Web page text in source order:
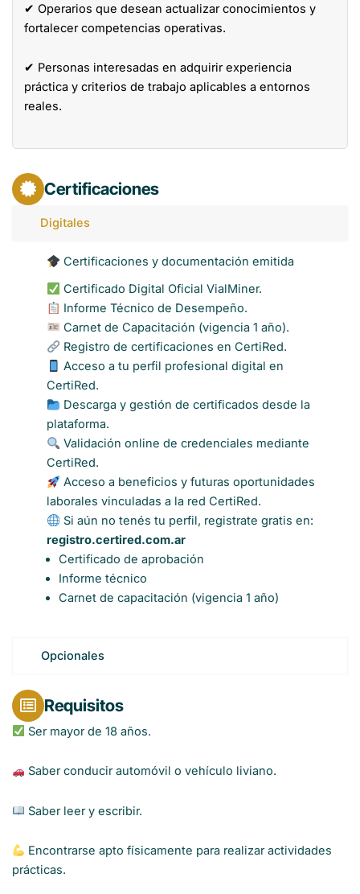
✔ Operarios que desean actualizar conocimientos y
fortalecer competencias operativas.
✔ Personas interesadas en adquirir experiencia
práctica y criterios de trabajo aplicables a entornos
reales.
Certificaciones
Digitales
Opcionales
Certificaciones y documentación emitida
Certificado Digital Oficial VialMiner.
Informe Técnico de Desempeño.
Carnet de Capacitación (vigencia 1 año).
Registro de certificaciones en CertiRed.
Acceso a tu perfil profesional digital en
CertiRed.
Descarga y gestión de certificados desde la
plataforma.
Validación online de credenciales mediante
CertiRed.
Acceso a beneficios y futuras oportunidades
laborales vinculadas a la red CertiRed.
Si aún no tenés tu perfil, registrate gratis en:
registro.certired.com.ar
Certificado de aprobación
Informe técnico
Carnet de capacitación (vigencia 1 año)
Requisitos
Ser mayor de 18 años.
Saber conducir automóvil o vehículo liviano.
Saber leer y escribir.
Encontrarse apto físicamente para realizar actividades
prácticas.